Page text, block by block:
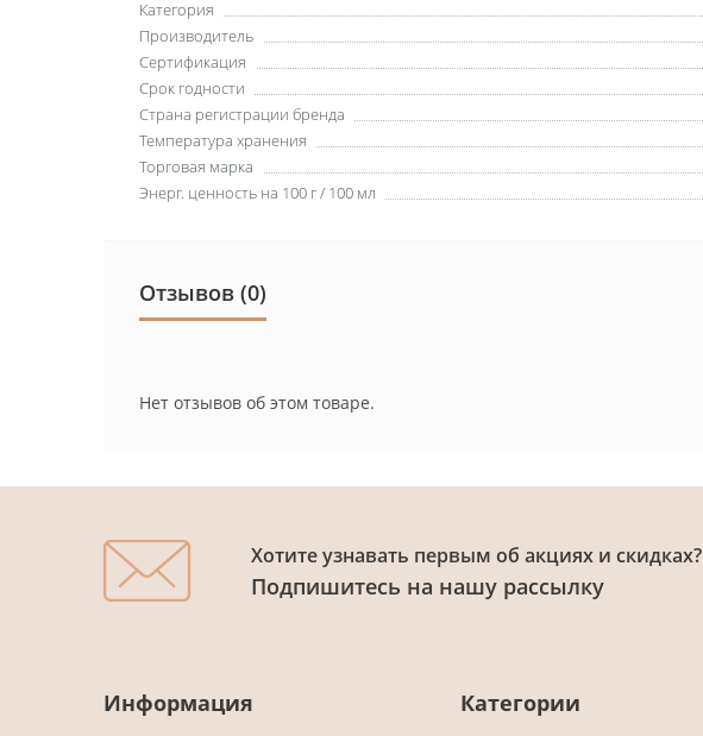
Категория
Производитель
Сертификация
Срок годности
Страна регистрации бренда
Температура хранения
Торговая марка
Энерг. ценность на 100 г / 100 мл
Отзывов (0)
Нет отзывов об этом товаре.
Хотите узнавать первым об акциях и скидках?
Подпишитесь на нашу рассылку
Информация Категории